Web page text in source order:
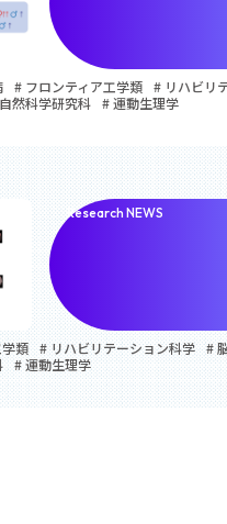
# フロンティア工学類 # リハビリ
然科学研究科 # 運動生理学
Research NEWS
類 # リハビリテーション科学 #
# 運動生理学